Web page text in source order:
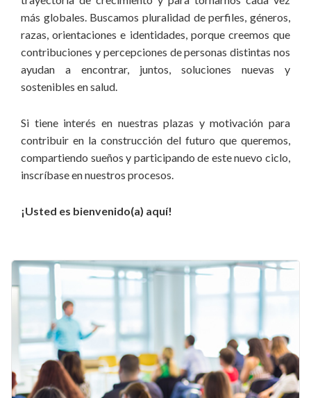
más globales. Buscamos pluralidad de perfiles, géneros,
razas, orientaciones e identidades, porque creemos que
contribuciones y percepciones de personas distintas nos
ayudan a encontrar, juntos, soluciones nuevas y
sostenibles en salud.
Si tiene interés en nuestras plazas y motivación para
contribuir en la construcción del futuro que queremos,
compartiendo sueños y participando de este nuevo ciclo,
inscríbase en nuestros procesos.
¡Usted es bienvenido(a) aquí!